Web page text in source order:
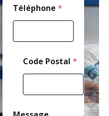
Téléphone *
Code Postal *